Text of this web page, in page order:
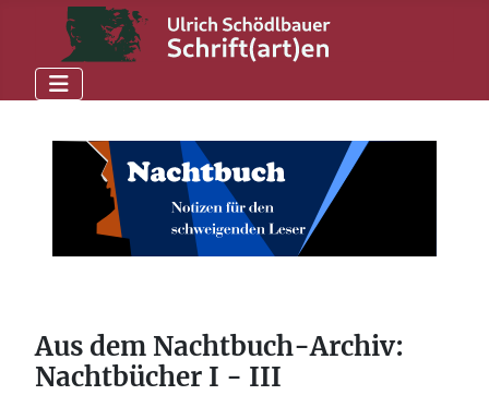
Aus dem Nachtbuch-Archiv:
Nachtbücher I - III